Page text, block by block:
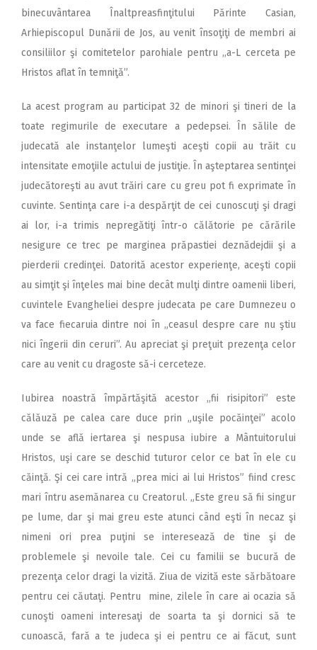
binecuvântarea Înaltpreasfinţitului Părinte Casian,
Arhiepiscopul Dunării de Jos, au venit însoţiţi de membri ai
consiliilor şi comitetelor parohiale pentru ,,a-L cerceta pe
Hristos aflat în temniţă”.
La acest program au participat 32 de minori şi tineri de la
toate regimurile de executare a pedepsei. În sălile de
judecată ale instanţelor lumeşti aceşti copii au trăit cu
intensitate emoţiile actului de justiţie. În aşteptarea sentinţei
judecătoreşti au avut trăiri care cu greu pot fi exprimate în
cuvinte. Sentinţa care i-a despărţit de cei cunoscuţi şi dragi
ai lor, i-a trimis nepregătiţi într-o călătorie pe cărările
nesigure ce trec pe marginea prăpastiei deznădejdii şi a
pierderii credinţei. Datorită acestor experienţe, aceşti copii
au simţit şi înţeles mai bine decât mulţi dintre oamenii liberi,
cuvintele Evangheliei despre judecata pe care Dumnezeu o
va face fiecaruia dintre noi în „ceasul despre care nu ştiu
nici îngerii din ceruri”. Au apreciat şi preţuit prezenţa celor
care au venit cu dragoste să-i cerceteze.
Iubirea noastră împărtăşită acestor ,,fii risipitori” este
călăuză pe calea care duce prin „uşile pocăinţei” acolo
unde se află iertarea şi nespusa iubire a Mântuitorului
Hristos, uşi care se deschid tuturor celor ce bat în ele cu
căinţă. Şi cei care intră „prea mici ai lui Hristos” fiind cresc
mari întru asemănarea cu Creatorul. „Este greu să fii singur
pe lume, dar şi mai greu este atunci când eşti în necaz şi
nimeni ori prea puţini se interesează de tine şi de
problemele şi nevoile tale. Cei cu familii se bucură de
prezenţa celor dragi la vizită. Ziua de vizită este sărbătoare
pentru cei căutaţi. Pentru mine, zilele în care ai ocazia să
cunoşti oameni interesaţi de soarta ta şi dornici să te
cunoască, fară a te judeca şi ei pentru ce ai făcut, sunt